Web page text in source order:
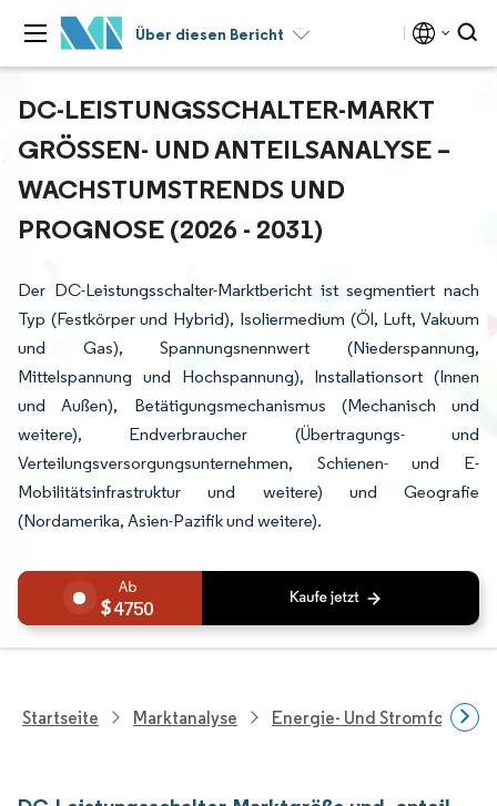
Über diesen Bericht
DC-LEISTUNGSSCHALTER-MARKT
GRÖSSEN- UND ANTEILSANALYSE – W
ACHSTUMSTRENDS UND P
ROGNOSE (2026 - 2031)
Der DC-Leistungsschalter-Marktbericht ist segmentiert nach
Typ (Festkörper und Hybrid), Isoliermedium (Öl, Luft, Vakuum
und Gas), Spannungsnennwert (Niederspannung,
Mittelspannung und Hochspannung), Installationsort (Innen
und Außen), Betätigungsmechanismus (Mechanisch und
weitere), Endverbraucher (Übertragungs- und
Verteilungsversorgungsunternehmen, Schienen- und E-
Mobilitätsinfrastruktur und weitere) und Geografie
(Nordamerika, Asien-Pazifik und weitere).
4750
Startseite Marktanalyse Energie- Und